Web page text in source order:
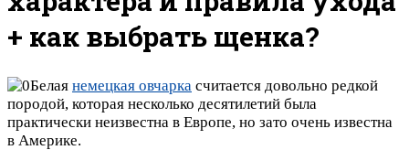
+ как выбрать щенка?
Белая немецкая овчарка считается довольно редкой
породой, которая несколько десятилетий была
практически неизвестна в Европе, но зато очень известна
в Америке.